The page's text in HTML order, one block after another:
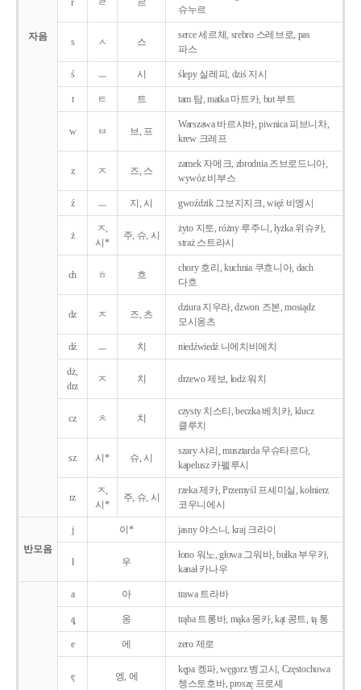
자음
r ㄹ 르
슈누르
s ㅅ 스
serce 세르체, srebro 스레브로, pas
파스
ś ㅡ 시 ślepy 실레피, dziś 지시
t ㅌ 트 tam 탐, matka 마트카, but 부트
w ㅂ 브, 프
Warszawa 바르샤바, piwnica 피브니차,
krew 크레프
z ㅈ 즈, 스
zamek 자메크, zbrodnia 즈브로드니아,
wywóz 비부스
ź ㅡ 지, 시 gwoździk 그보지지크, więź 비엥시
ż
ㅈ,
시*
주, 슈, 시
żyto 지토, różny 루주니, łyżka 위슈카,
straż 스트라시
ch ㅎ 흐
chory 호리, kuchnia 쿠흐니아, dach
다흐
dz ㅈ 즈, 츠
dziura 지우라, dzwon 즈본, mosiądz
모시옹츠
dź ㅡ 치 niedźwiedź 니에치비에치
dż,
drz
ㅈ 치 drzewo 제보, łodż 워치
cz ㅊ 치
czysty 치스티, beczka 베치카, klucz
클루치
sz 시* 슈, 시
szary 샤리, musztarda 무슈타르다,
kapelusz 카펠루시
rz
ㅈ,
시*
주, 슈, 시
rzeka 제카, Przemyśl 프셰미실, kołnierz
코우니에시
반모음
j 이* jasny 야스니, kraj 크라이
ł 우
łono 워노, głowa 그워바, bułka 부우카,
kanał 카나우
a 아 trawa 트라바
ą̨ 옹 trąba 트롱바, mąka 몽카, kąt 콩트, tą 통
e 에 zero 제로
ę 엥, 에
kępa 켕파, węgorz 벵고시, Częstochowa
쳉스토호바, proszę 프로셰